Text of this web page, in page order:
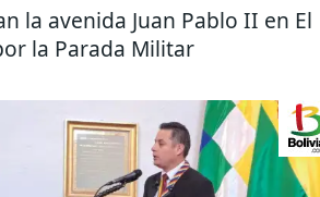
la avenida Juan Pablo II en El
la Parada Militar